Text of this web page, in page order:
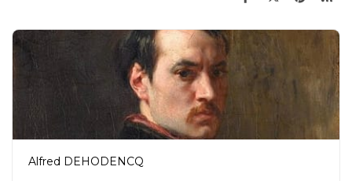
Alfred DEHODENCQ